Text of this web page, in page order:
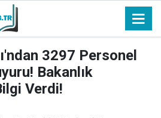
3297 Personel
Bakanlık
Verdi!